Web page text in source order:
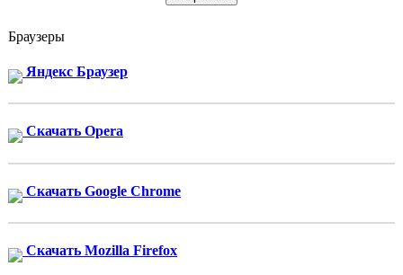
Браузеры
Яндекс Браузер
Скачать Opera
Скачать Google Chrome
Скачать Mozilla Firefox